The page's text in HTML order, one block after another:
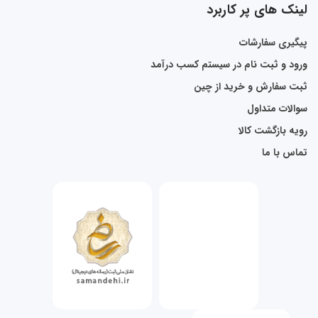
لینک های پر کاربرد
پیگیری سفارشات
ورود و ثبت نام در سیستم کسب درآمد
ثبت سفارش و خرید از چین
سوالات متداول
رویه بازگشت کالا
تماس با ما